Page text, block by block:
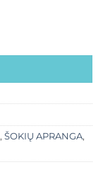
, ŠOKIŲ APRANGA,